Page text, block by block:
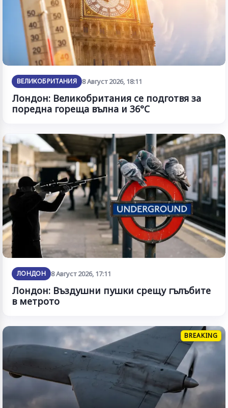
ВЕЛИКОБРИТАНИЯ 8 Август 2026, 18:11
Лондон: Великобритания се подготвя за
поредна гореща вълна и 36°C
ЛОНДОН 8 Август 2026, 17:11
Лондон: Въздушни пушки срещу гълъбите
в метрото
BREAKING